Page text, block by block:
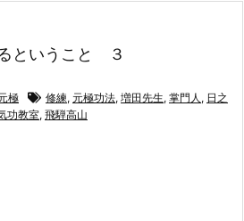
ということ ３
極 修練, 元極功法, 増田先生, 掌門人 , 日之
功教室, 飛騨高山